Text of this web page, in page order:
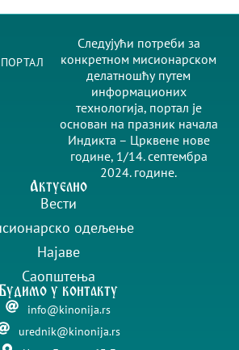
Следујући потреби за
конкретном мисионарском
делатношћу путем
информационих
технологија, портал је
основан на празник начала
Индикта – Црквене нове
године, 1/14. септембра
2024. године.
Актуелно
Вести
одељење
Најаве
Саопштења
Будимо у контакту
info@kinonija.rs
urednik@kinonija.rs